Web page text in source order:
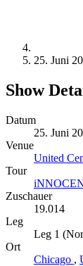
25. Juni
Show
Datum
25. Juni
Venue
United
Tour
Zuschauer
19.014
Leg
Leg 1
Ort
Chicago ,